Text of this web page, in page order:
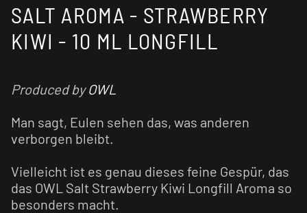
SALT AROMA - STRAWBERRY
KIWI - 10 ML LONGFILL
Produced byOWL
Man sagt, Eulen sehen das, was anderen
verborgen bleibt.
Vielleicht ist es genau dieses feine Gespür, das
das OWL Salt Strawberry Kiwi Longfill Aroma so
besonders macht.